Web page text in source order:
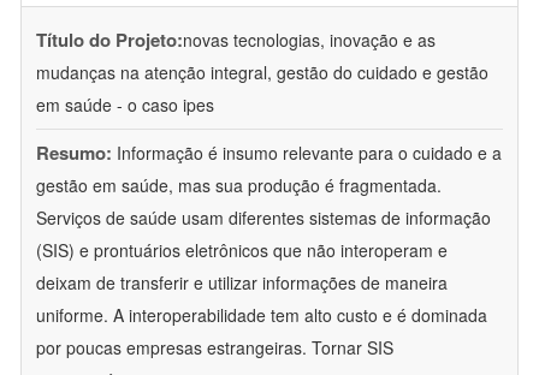
Título do Projeto:novas tecnologias, inovação e as
mudanças na atenção integral, gestão do cuidado e gestão
em saúde - o caso ipes
Resumo: Informação é insumo relevante para o cuidado e a
gestão em saúde, mas sua produção é fragmentada.
Serviços de saúde usam diferentes sistemas de informação
(SIS) e prontuários eletrônicos que não interoperam e
deixam de transferir e utilizar informações de maneira
uniforme. A interoperabilidade tem alto custo e é dominada
por poucas empresas estrangeiras. Tornar SIS